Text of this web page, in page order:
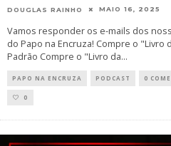
DOUGLAS RAINHO MAIO 16, 2025
Vamos responder os e-mails dos
do Papo na Encruza! Compre o "Livro
Padrão Compre o "Livro da...
PAPO NA ENCRUZA PODCAST 0
0